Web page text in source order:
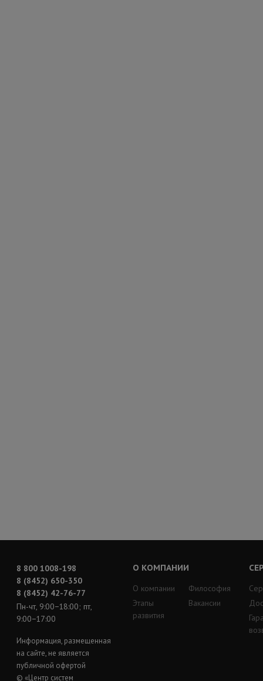
8 800 1008-198
8 (8452) 650-350
8 (8452) 42-76-77
Пн-чт, 9:00−18:00; пт,
9:00−17:00
Информация, размещенная
на сайте, не является
публичной офертой
© «Центр систем
О КОМПАНИИ
О компании
Этапы
развития
Философия
Вакансии